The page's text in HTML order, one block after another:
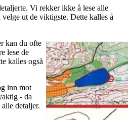
Vi rekker ikke å lese alle
velge ut de viktigste. Dette kalles å
kan du ofte
lese de
kalles også
inn mot
- da
detaljer.